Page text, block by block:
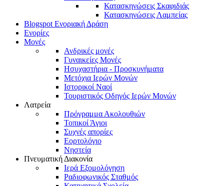
Κατασκηνώσεις Σκαφιδιάς
Κατασκηνώσεις Λαμπείας
Blogspot Ενοριακή Δράση
Ενορίες
Μονές
Ανδρικές μονές
Γυναικείες Μονές
Ησυχαστήρια - Προσκυνήματα
Μετόχια Ιερών Μονών
Ιστορικοί Ναοί
Τουριστικός Οδηγός Ιερών Μονών
Λατρεία
Πρόγραμμα Ακολουθιών
Τοπικοί Άγιοι
Συχνές απορίες
Εορτολόγιο
Νηστεία
Πνευματική Διακονία
Ιερά Εξομολόγηση
Ραδιοφωνικός Σταθμός